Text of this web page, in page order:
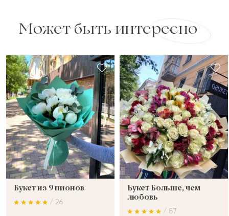
Может быть интересно
Букет из 9 пионов
/ 26
Букет Больше, чем
любовь
/ 87